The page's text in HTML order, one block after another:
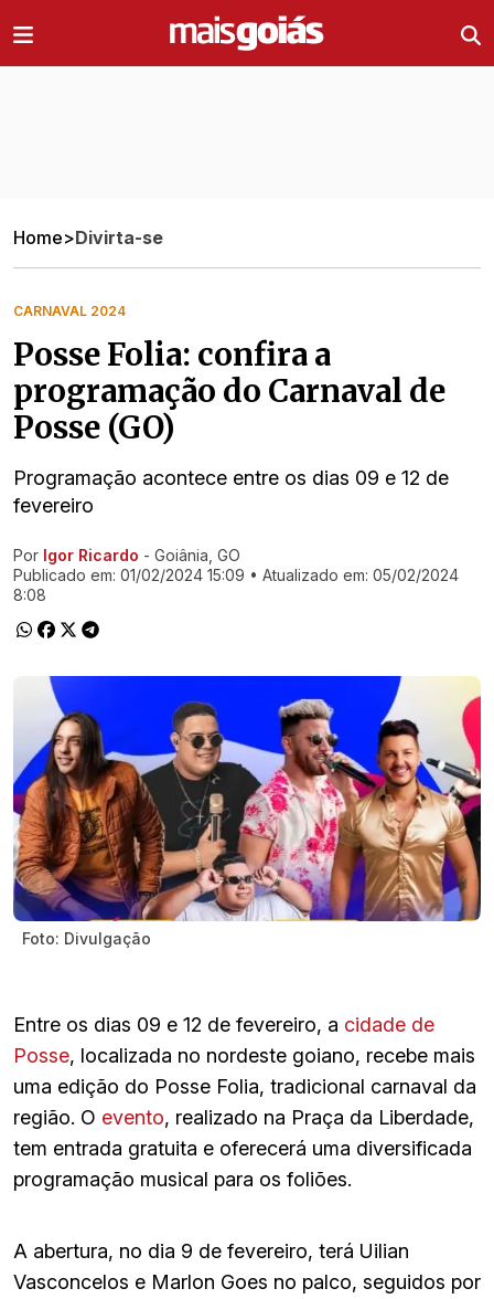
Home>Divirta-se
CARNAVAL 2024
Posse Folia: confira a
programação do Carnaval de
Posse (GO)
Programação acontece entre os dias 09 e 12 de
fevereiro
Ir direto pra matéria
Por Igor Ricardo - Goiânia, GO
Publicado em: 01/02/2024 15:09 • Atualizado em: 05/02/2024
8:08
Foto: Divulgação
Entre os dias 09 e 12 de fevereiro, a cidade de
Posse, localizada no nordeste goiano, recebe mais
uma edição do Posse Folia, tradicional carnaval da
região. O evento, realizado na Praça da Liberdade,
tem entrada gratuita e oferecerá uma diversificada
programação musical para os foliões.
A abertura, no dia 9 de fevereiro, terá Uilian
Vasconcelos e Marlon Goes no palco, seguidos por